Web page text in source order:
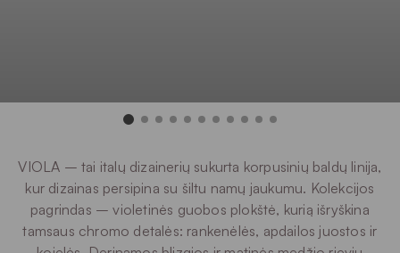
VIOLA – tai italų dizainerių sukurta korpusinių baldų linija,
kur dizainas persipina su šiltu namų jaukumu. Kolekcijos
pagrindas – violetinės guobos plokštė, kurią išryškina
tamsaus chromo detalės: rankenėlės, apdailos juostos ir